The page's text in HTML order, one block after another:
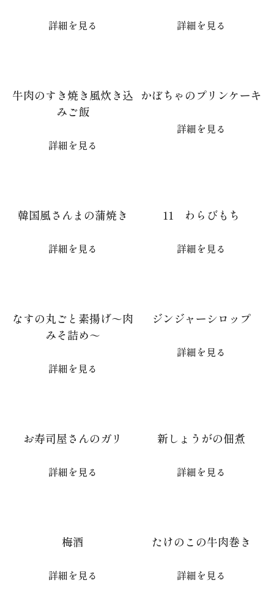
詳細を見る 詳細を見る
牛肉のすき焼き風炊き込
みご飯
詳細を見る
かぼちゃのプリンケーキ
詳細を見る
韓国風さんまの蒲焼き
詳細を見る
11 わらびもち
詳細を見る
なすの丸ごと素揚げ～肉
みそ詰め～
詳細を見る
ジンジャーシロップ
詳細を見る
お寿司屋さんのガリ
詳細を見る
新しょうがの佃煮
詳細を見る
梅酒
詳細を見る
たけのこの牛肉巻き
詳細を見る